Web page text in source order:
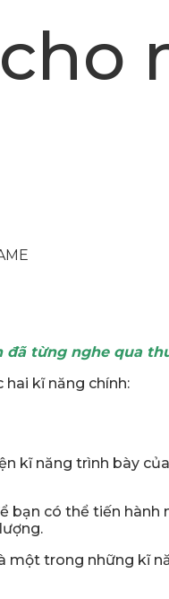
đã từng nghe qua
kĩ năng chính:
kĩ năng trình bày
bạn có thể tiến hành
một trong những kĩ